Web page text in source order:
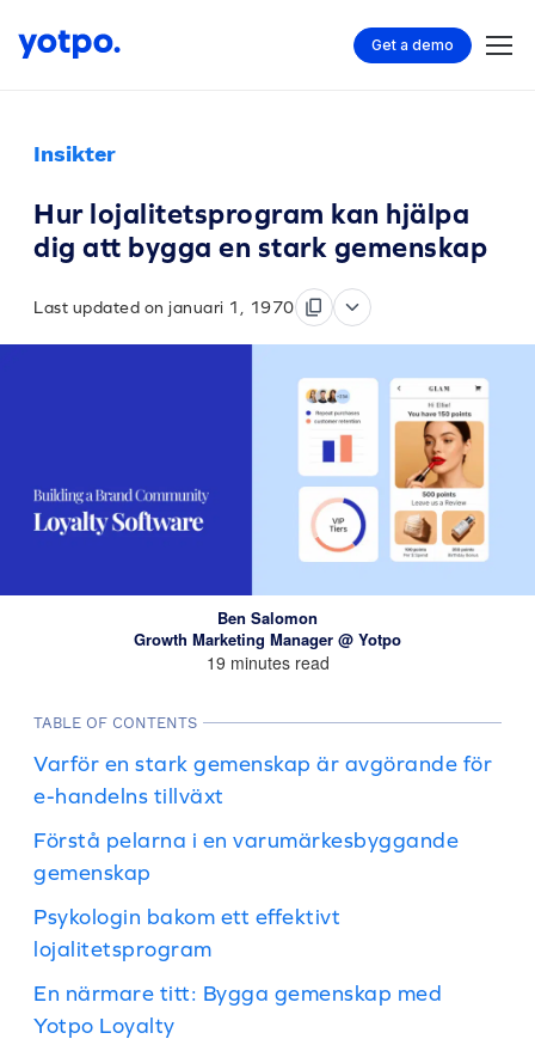
Get a demo
Insikter
Hur lojalitetsprogram kan hjälpa
dig att bygga en stark gemenskap
Last updated on januari 1, 1970
Ben Salomon
Growth Marketing Manager @ Yotpo
19 minutes read
TABLE OF CONTENTS
Varför en stark gemenskap är avgörande för
e-handelns tillväxt
Förstå pelarna i en varumärkesbyggande
gemenskap
Psykologin bakom ett effektivt
lojalitetsprogram
En närmare titt: Bygga gemenskap med
Yotpo Loyalty